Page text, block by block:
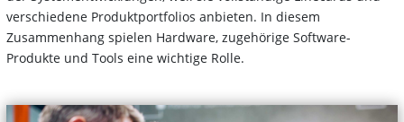
verschiedene Produktportfolios anbieten. In diesem
Zusammenhang spielen Hardware, zugehörige Software-
Produkte und Tools eine wichtige Rolle.